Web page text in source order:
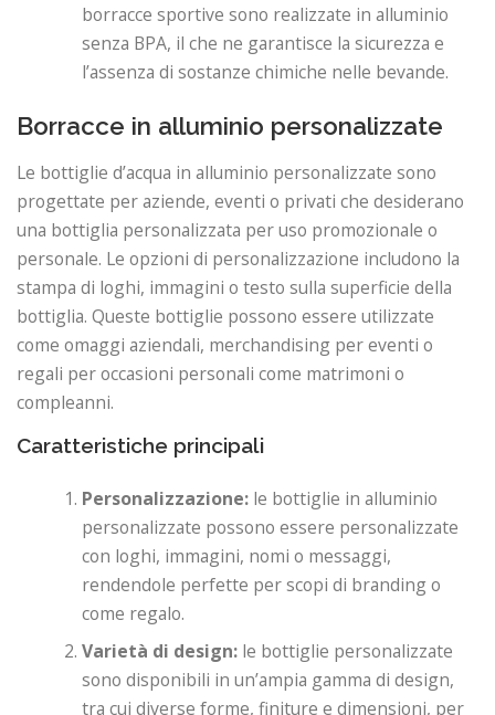
borracce sportive sono realizzate in alluminio
senza BPA, il che ne garantisce la sicurezza e
l’assenza di sostanze chimiche nelle bevande.
Borracce in alluminio personalizzate
Le bottiglie d’acqua in alluminio personalizzate sono
progettate per aziende, eventi o privati ​​che desiderano
una bottiglia personalizzata per uso promozionale o
personale. Le opzioni di personalizzazione includono la
stampa di loghi, immagini o testo sulla superficie della
bottiglia. Queste bottiglie possono essere utilizzate
come omaggi aziendali, merchandising per eventi o
regali per occasioni personali come matrimoni o
compleanni.
Caratteristiche principali
Personalizzazione: le bottiglie in alluminio
personalizzate possono essere personalizzate
con loghi, immagini, nomi o messaggi,
rendendole perfette per scopi di branding o
come regalo.
Varietà di design: le bottiglie personalizzate
sono disponibili in un’ampia gamma di design,
tra cui diverse forme, finiture e dimensioni, per